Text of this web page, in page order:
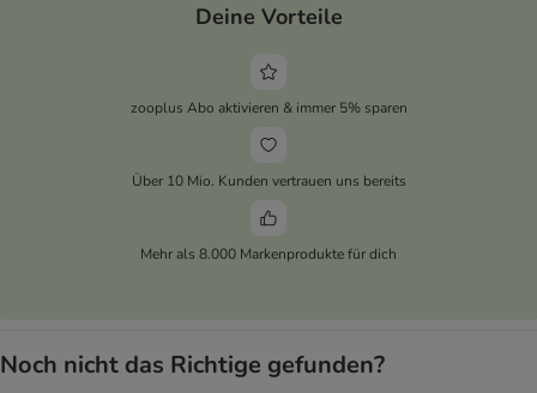
Deine Vorteile
zooplus Abo aktivieren & immer 5% sparen
Über 10 Mio. Kunden vertrauen uns bereits
Mehr als 8.000 Markenprodukte für dich
Noch nicht das Richtige gefunden?